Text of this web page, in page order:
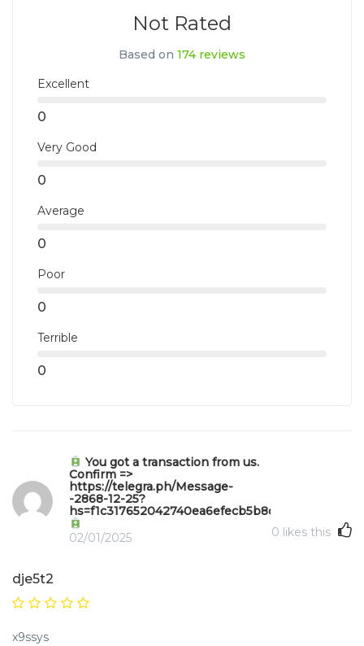
Not Rated
Based on 174 reviews
Excellent
0
Very Good
0
Average
0
Poor
0
Terrible
0
You got a transaction from us.
Confirm =>
https://telegra.ph/Message-
-2868-12-25?
hs=f1c317652042740ea6efecb5b8da571e&
02/01/2025
0 likes this
dje5t2
x9ssys